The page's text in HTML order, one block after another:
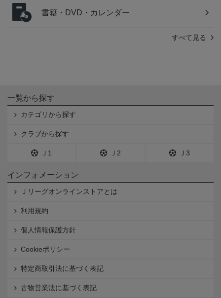
書籍・DVD・カレンダー
すべて見る
一覧から探す
カテゴリから探す
クラブから探す
Ｊ1 Ｊ2 Ｊ3
インフォメーション
Ｊリーグオンラインストアとは
利用規約
個人情報保護方針
Cookieポリシー
特定商取引法に基づく表記
古物営業法に基づく表記